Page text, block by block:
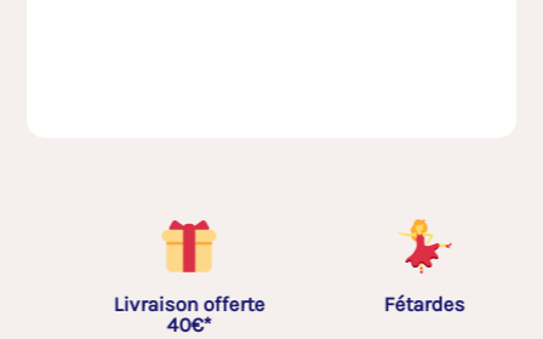
Livraison offerte
40€*
Fétardes